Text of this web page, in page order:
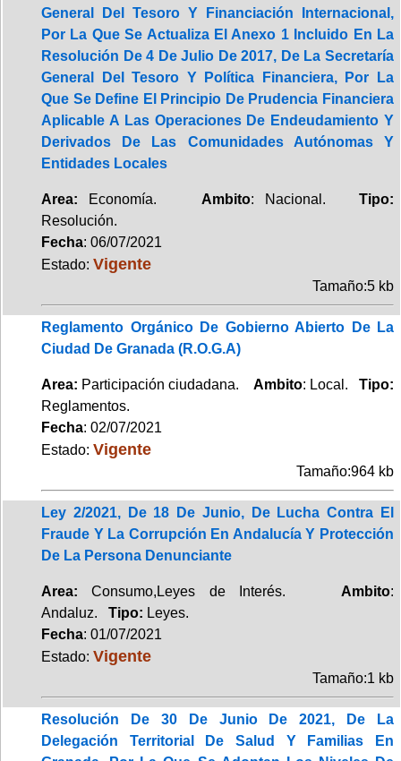
General Del Tesoro Y Financiación Internacional,
Por La Que Se Actualiza El Anexo 1 Incluido En La
Resolución De 4 De Julio De 2017, De La Secretaría
General Del Tesoro Y Política Financiera, Por La
Que Se Define El Principio De Prudencia Financiera
Aplicable A Las Operaciones De Endeudamiento Y
Derivados De Las Comunidades Autónomas Y
Entidades Locales
Area: Economía. Ambito: Nacional.Tipo:
Resolución.
Fecha: 06/07/2021
Estado: Vigente
Tamaño:5 kb
Reglamento Orgánico De Gobierno Abierto De La
Ciudad De Granada (R.O.G.A)
Area: Participación ciudadana. Ambito: Local. Tipo:
Reglamentos.
Fecha: 02/07/2021
Estado: Vigente
Tamaño:964 kb
Ley 2/2021, De 18 De Junio, De Lucha Contra El
Fraude Y La Corrupción En Andalucía Y Protección
De La Persona Denunciante
Area: Consumo,Leyes de Interés. Ambito:
Andaluz. Tipo: Leyes.
Fecha: 01/07/2021
Estado: Vigente
Tamaño:1 kb
Resolución De 30 De Junio De 2021, De La
Delegación Territorial De Salud Y Familias En